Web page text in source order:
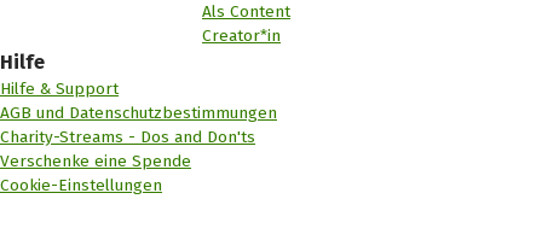
Als Content
Creator*in
Hilfe
Hilfe & Support
AGB und Datenschutzbestimmungen
Charity-Streams - Dos and Don'ts
Verschenke eine Spende
Cookie-Einstellungen